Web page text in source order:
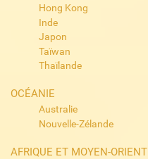
Hong Kong
Inde
Japon
Taïwan
Thaïlande
OCÉANIE
Australie
Nouvelle-Zélande
AFRIQUE ET MOYEN-ORIENT